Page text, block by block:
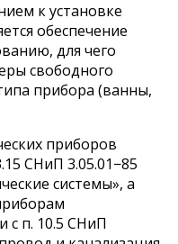
к установке
обеспечение
для чего
свободного
прибора (ванны,
приборов
СНиП 3.05.01−85
системы», а
с п. 10.5 СНиП